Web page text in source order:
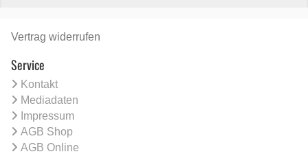
Vertrag widerrufen
Service
Kontakt
Mediadaten
Impressum
AGB Shop
AGB Online